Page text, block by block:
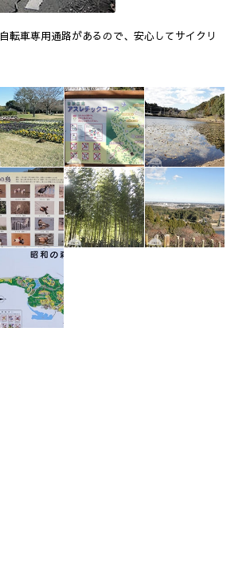
自転車専用通路があるので、安心してサイクリ